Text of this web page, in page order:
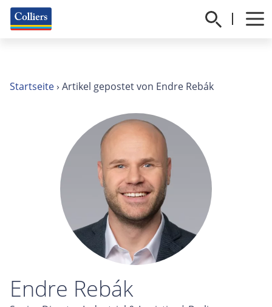
Startseite› Artikel gepostet von Endre Rebák
Endre Rebák